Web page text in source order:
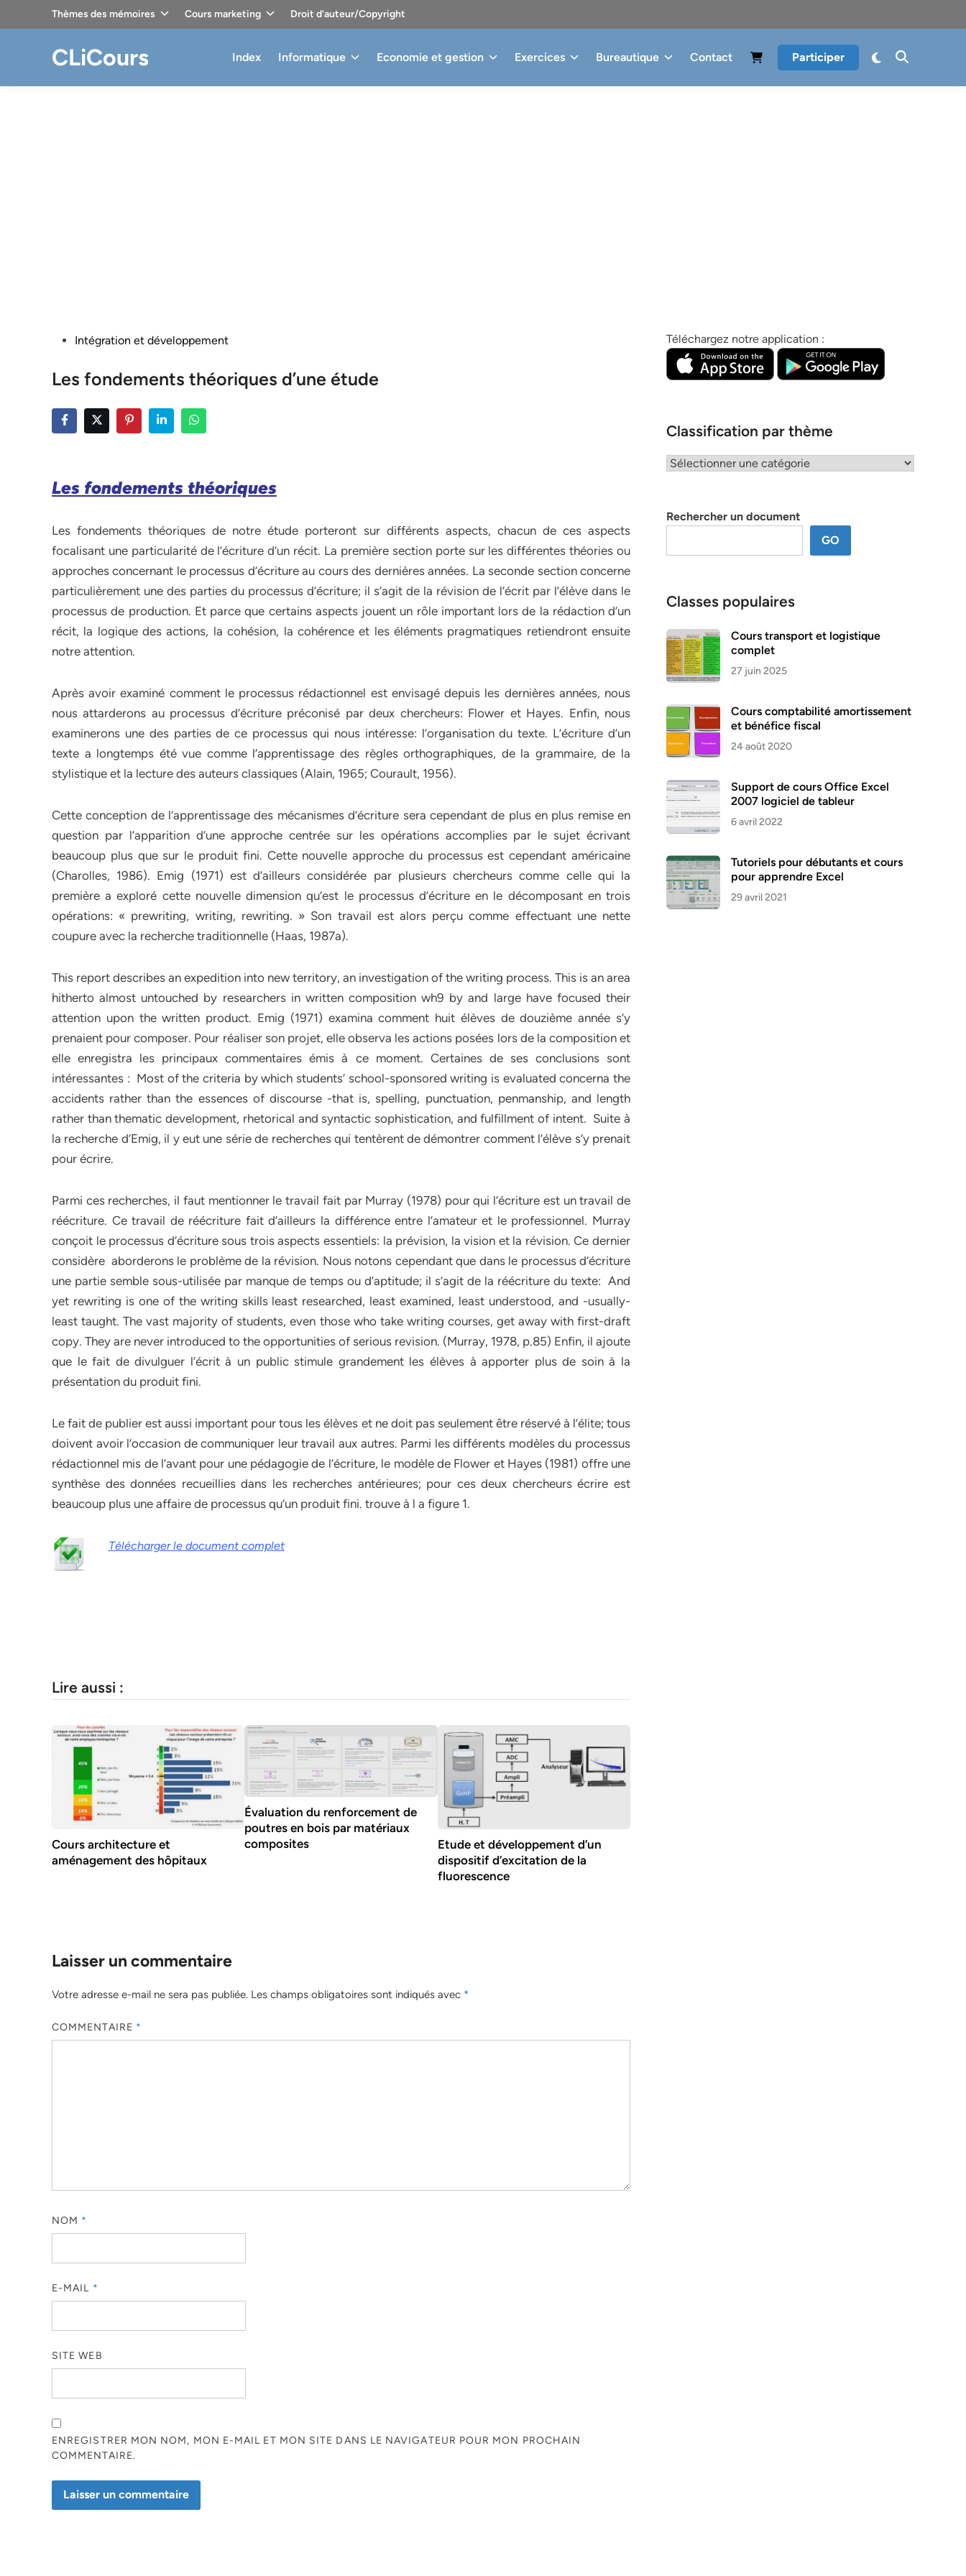
Thèmes des mémoires Cours marketing Droit d’auteur/Copyright
CLiCours Index Informatique Economie et gestion Exercices Bureautique Contact Participer
PostedIntégration et développement
Les fondements théoriques d’une étude
Les fondements théoriques
Les fondements théoriques de notre étude porteront sur différents aspects, chacun de ces aspects
focalisant une particularité de l’écriture d’un récit. La première section porte sur les différentes théories ou
approches concernant le processus d’écriture au cours des dernières années. La seconde section concerne
particulièrement une des parties du processus d’écriture; il s’agit de la révision de l’écrit par l’élève dans le
processus de production. Et parce que certains aspects jouent un rôle important lors de la rédaction d’un
récit, la logique des actions, la cohésion, la cohérence et les éléments pragmatiques retiendront ensuite
notre attention.
Après avoir examiné comment le processus rédactionnel est envisagé depuis les dernières années, nous
nous attarderons au processus d’écriture préconisé par deux chercheurs: Flower et Hayes. Enfin, nous
examinerons une des parties de ce processus qui nous intéresse: l’organisation du texte. L’écriture d’un
texte a longtemps été vue comme l’apprentissage des règles orthographiques, de la grammaire, de la
stylistique et la lecture des auteurs classiques (Alain, 1965; Courault, 1956).
Cette conception de l’apprentissage des mécanismes d’écriture sera cependant de plus en plus remise en
question par l’apparition d’une approche centrée sur les opérations accomplies par le sujet écrivant
beaucoup plus que sur le produit fini. Cette nouvelle approche du processus est cependant américaine
(Charolles, 1986). Emig (1971) est d’ailleurs considérée par plusieurs chercheurs comme celle qui la
première a exploré cette nouvelle dimension qu’est le processus d’écriture en le décomposant en trois
opérations: « prewriting, writing, rewriting. » Son travail est alors perçu comme effectuant une nette
coupure avec la recherche traditionnelle (Haas, 1987a).
This report describes an expedition into new territory, an investigation of the writing process. This is an area
hitherto almost untouched by researchers in written composition wh9 by and large have focused their
attention upon the written product. Emig (1971) examina comment huit élèves de douzième année s’y
prenaient pour composer. Pour réaliser son projet, elle observa les actions posées lors de la composition et
elle enregistra les principaux commentaires émis à ce moment. Certaines de ses conclusions sont
intéressantes : Most of the criteria by which students’ school-sponsored writing is evaluated concerna the
accidents rather than the essences of discourse -that is, spelling, punctuation, penmanship, and length
rather than thematic development, rhetorical and syntactic sophistication, and fulfillment of intent. Suite à
la recherche d’Emig, il y eut une série de recherches qui tentèrent de démontrer comment l’élève s’y prenait
pour écrire.
Parmi ces recherches, il faut mentionner le travail fait par Murray (1978) pour qui l’écriture est un travail de
réécriture. Ce travail de réécriture fait d’ailleurs la différence entre l’amateur et le professionnel. Murray
conçoit le processus d’écriture sous trois aspects essentiels: la prévision, la vision et la révision. Ce dernier
considère aborderons le problème de la révision. Nous notons cependant que dans le processus d’écriture
une partie semble sous-utilisée par manque de temps ou d’aptitude; il s’agit de la réécriture du texte: And
yet rewriting is one of the writing skills least researched, least examined, least understood, and -usually-
least taught. The vast majority of students, even those who take writing courses, get away with first-draft
copy. They are never introduced to the opportunities of serious revision. (Murray, 1978, p.85) Enfin, il ajoute
que le fait de divulguer l’écrit à un public stimule grandement les élèves à apporter plus de soin à la
présentation du produit fini.
Le fait de publier est aussi important pour tous les élèves et ne doit pas seulement être réservé à l’élite; tous
doivent avoir l’occasion de communiquer leur travail aux autres. Parmi les différents modèles du processus
rédactionnel mis de l’avant pour une pédagogie de l’écriture, le modèle de Flower et Hayes (1981) offre une
synthèse des données recueillies dans les recherches antérieures; pour ces deux chercheurs écrire est
beaucoup plus une affaire de processus qu’un produit fini. trouve à l a figure 1.
Télécharger le document complet
Lire aussi :
Cours architecture et
aménagement des hôpitaux
Évaluation du renforcement de
poutres en bois par matériaux
composites
Etude et développement d’un
dispositif d’excitation de la
fluorescence
Laisser un commentaire
Votre adresse e-mail ne sera pas publiée. Les champs obligatoires sont indiqués avec *
COMMENTAIRE *
NOM *
E-MAIL *
SITE WEB
ENREGISTRER MON NOM, MON E-MAIL ET MON SITE DANS LE NAVIGATEUR POUR MON PROCHAIN
COMMENTAIRE.
Téléchargez notre application :
Classification par thème
Classification
Rechercher un document
GO
Classes populaires
Cours transport et logistique
complet
27 juin 2025
Cours comptabilité amortissement
et bénéfice fiscal
24 août 2020
Support de cours Office Excel
2007 logiciel de tableur
6 avril 2022
Tutoriels pour débutants et cours
pour apprendre Excel
29 avril 2021